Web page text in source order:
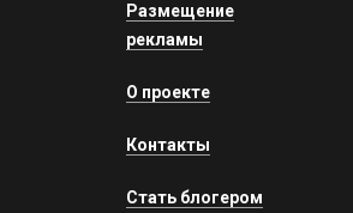
Размещение
рекламы
О проекте
Контакты
Стать блогером